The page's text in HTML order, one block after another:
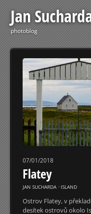
Jan
photoblog
07/01/2018
Flatey
JAN SUCHARDA ⋅ ISLAND
Ostrov Flatey, v
desítek ostrovů okolo